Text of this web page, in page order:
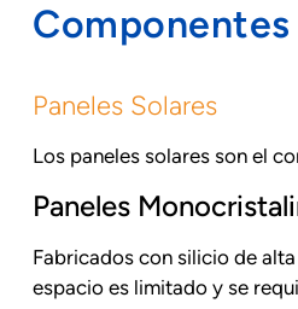
Paneles Solares
Los paneles solares son el
Paneles
Fabricados con silicio de
espacio es limitado y se